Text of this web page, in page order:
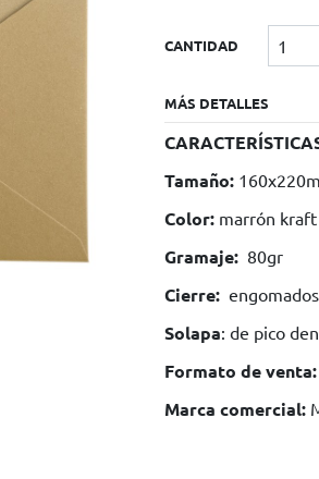
CANTIDAD 1
MÁS DETALLES
Tamaño:
Color: marrón kraft
Gramaje: 80gr
Cierre: engomados
Solapa: de pico
Formato de venta:
Marca comercial: